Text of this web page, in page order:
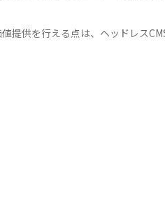
提供を行える点は、ヘッドレス